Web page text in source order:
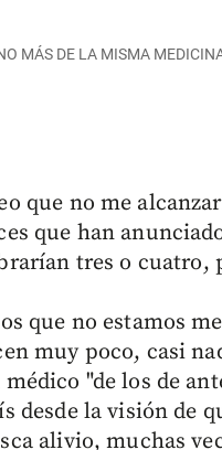
MÁS DE LA MISMA
que no me
que han
tres o cuatro,
que no estamos
muy poco, casi
"de los de
desde la visión de
alivio, muchas